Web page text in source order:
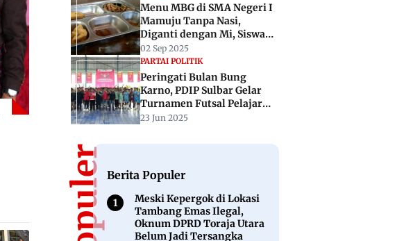
Menu MBG di SMA Negeri I
Mamuju Tanpa Nasi,
Diganti dengan Mi, Siswa
Kecewa
02 Sep 2025
PARTAI POLITIK
Peringati Bulan Bung
Karno, PDIP Sulbar Gelar
Turnamen Futsal Pelajar
“Soekarno Cup”
23 Jun 2025
Berita Populer
Meski Kepergok di Lokasi
Tambang Emas Ilegal,
Oknum DPRD Toraja Utara
Belum Jadi Tersangka